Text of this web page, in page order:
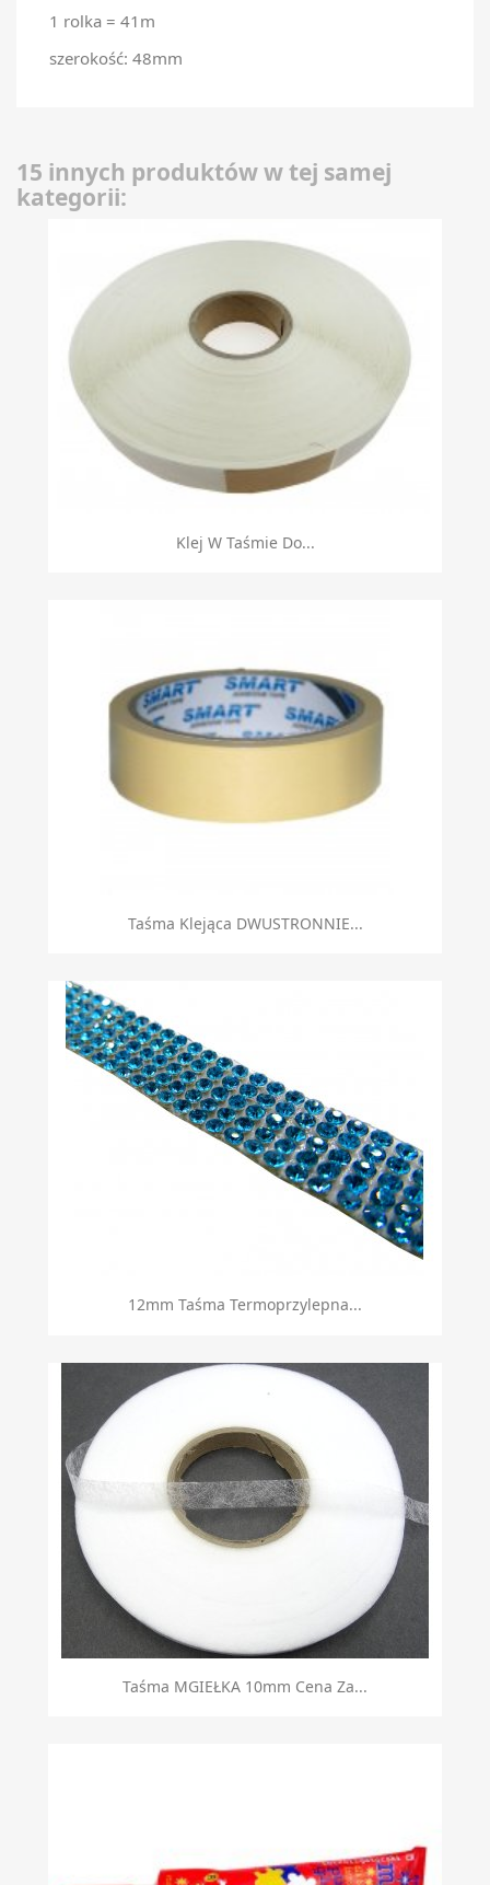
1 rolka = 41m
szerokość: 48mm
15 innych produktów w tej samej
kategorii:
Klej W Taśmie Do...
Taśma Klejąca DWUSTRONNIE...
12mm Taśma Termoprzylepna...
Taśma MGIEŁKA 10mm Cena Za...